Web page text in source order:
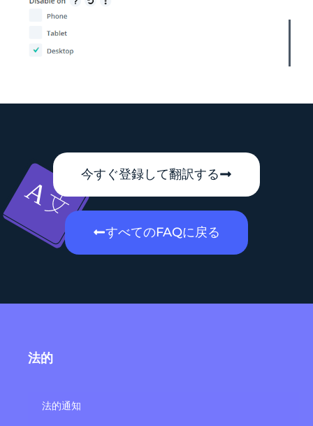
今すぐ登録して翻訳する
すべてのFAQに戻る
法的
法的通知